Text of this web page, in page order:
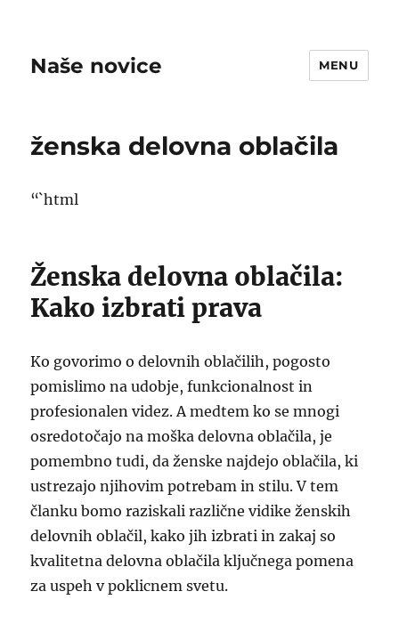
Naše novice MENU
ženska delovna oblačila
“`html
Ženska delovna oblačila:
Kako izbrati prava
Ko govorimo o delovnih oblačilih, pogosto
pomislimo na udobje, funkcionalnost in
profesionalen videz. A medtem ko se mnogi
osredotočajo na moška delovna oblačila, je
pomembno tudi, da ženske najdejo oblačila, ki
ustrezajo njihovim potrebam in stilu. V tem
članku bomo raziskali različne vidike ženskih
delovnih oblačil, kako jih izbrati in zakaj so
kvalitetna delovna oblačila ključnega pomena
za uspeh v poklicnem svetu.